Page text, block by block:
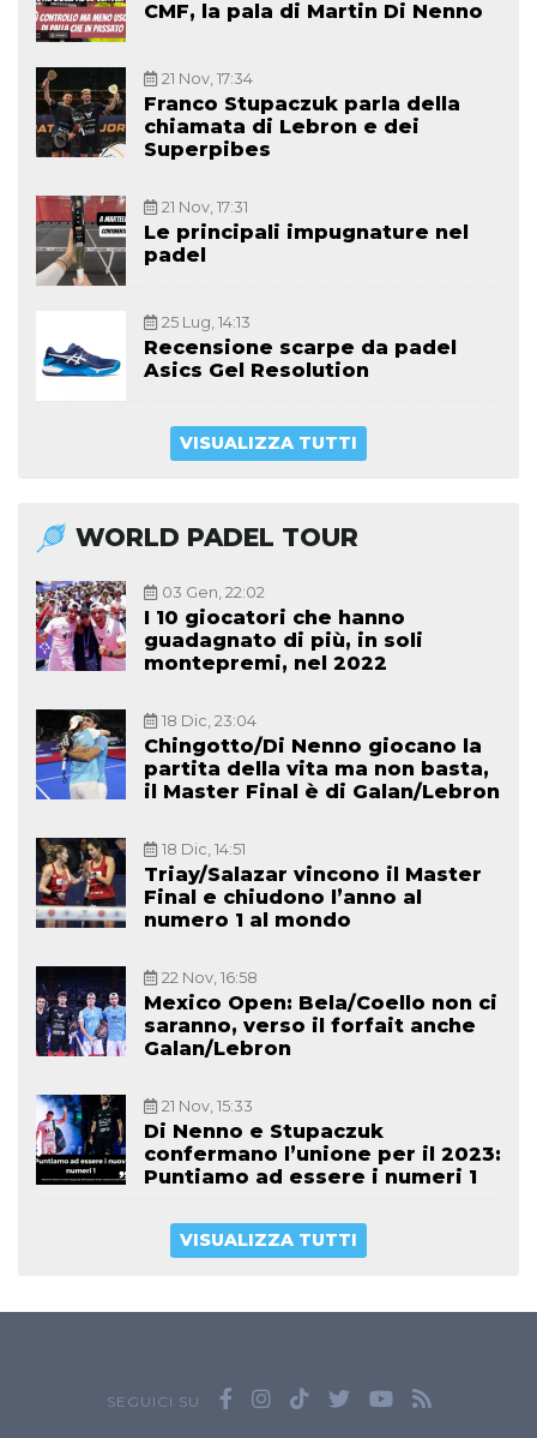
CMF, la pala di Martin Di Nenno
21 Nov, 17:34
Franco Stupaczuk parla della
chiamata di Lebron e dei
Superpibes
21 Nov, 17:31
Le principali impugnature nel
padel
25 Lug, 14:13
Recensione scarpe da padel
Asics Gel Resolution
VISUALIZZA TUTTI
WORLD PADEL TOUR
03 Gen, 22:02
I 10 giocatori che hanno
guadagnato di più, in soli
montepremi, nel 2022
18 Dic, 23:04
Chingotto/Di Nenno giocano la
partita della vita ma non basta,
il Master Final è di Galan/Lebron
18 Dic, 14:51
Triay/Salazar vincono il Master
Final e chiudono l’anno al
numero 1 al mondo
22 Nov, 16:58
Mexico Open: Bela/Coello non ci
saranno, verso il forfait anche
Galan/Lebron
21 Nov, 15:33
Di Nenno e Stupaczuk
confermano l’unione per il 2023:
Puntiamo ad essere i numeri 1
VISUALIZZA TUTTI
SEGUICI SU